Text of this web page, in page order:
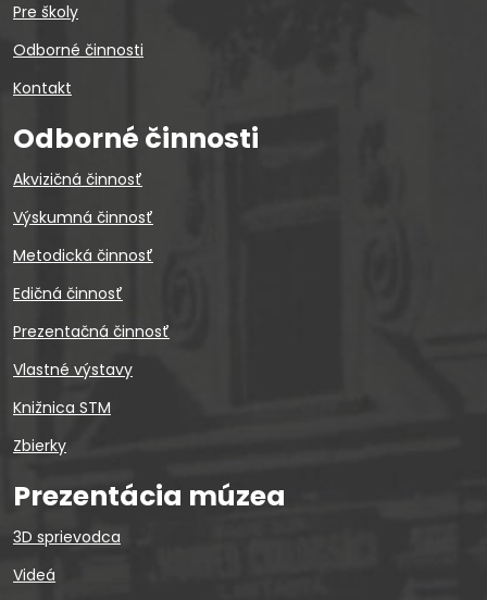
Pre školy
Odborné činnosti
Kontakt
Odborné činnosti
Akvizičná činnosť
Výskumná činnosť
Metodická činnosť
Edičná činnosť
Prezentačná činnosť
Vlastné výstavy
Knižnica STM
Zbierky
Prezentácia múzea
3D sprievodca
Videá